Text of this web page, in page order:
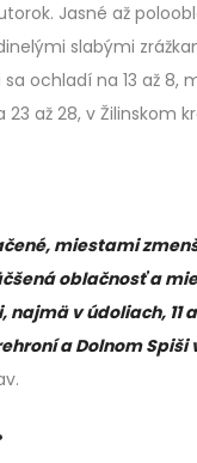
Jasné až
slabými
ochladí na 13 až
až 28, v Žilinskom
miestami
oblačnosť a
najmä v údoliach,
a Dolnom Spiši